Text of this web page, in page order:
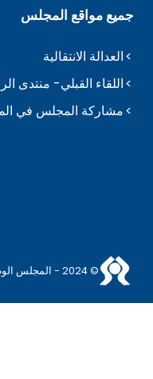
جميع مواقع المجلس
العدالة الانتقالية
اللقاء القبلي- منتدى
مشاركة المجلس في
© 2024 - المجلس الوطني لحقوق الانسان - Smile